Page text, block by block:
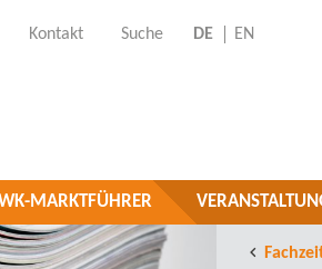
Kontakt Suche DE EN
MARKTFÜHRER